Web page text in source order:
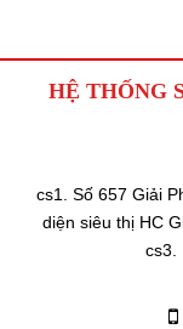
HỆ THỐNG
cs1. Số 657 Giải
diện siêu thị HC
cs3.